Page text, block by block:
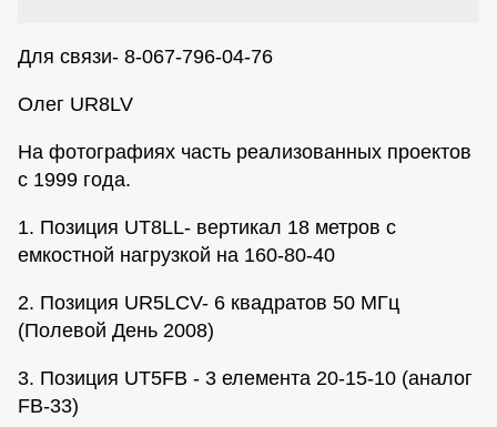
Для связи- 8-067-796-04-76
Олег UR8LV
На фотографиях часть реализованных проектов
с 1999 года.
1. Позиция UT8LL- вертикал 18 метров с
емкостной нагрузкой на 160-80-40
2. Позиция UR5LCV- 6 квадратов 50 МГц
(Полевой День 2008)
3. Позиция UT5FB - 3 елемента 20-15-10 (аналог
FB-33)